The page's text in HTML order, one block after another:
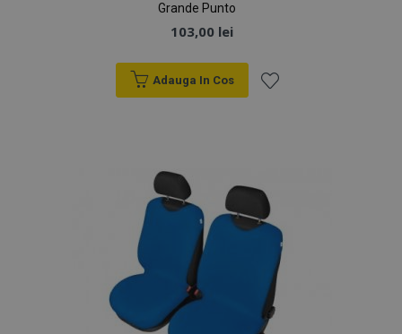
Grande Punto
103,00 lei
Adauga In Cos
Dorințe